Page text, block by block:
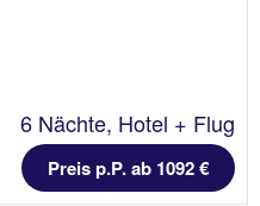
6 Nächte, Hotel + Flug
Preis p.P. ab 1092 €